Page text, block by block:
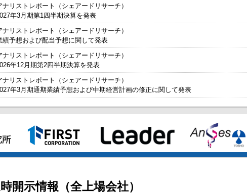
）による自己株式の買付けの決定に関するお知らせ
ナリストレポート（シェアードリサーチ）
年3月期第1四半期決算を発表
ナリストレポート（シェアードリサーチ）
績予想および配当予想に関して発表
ナリストレポート（シェアードリサーチ）
年12月期第2四半期決算を発表
ナリストレポート（シェアードリサーチ）
年3月期通期業績予想および中期経営計画の修正に関して発表
ください。
開始！ ～海外機関投資家とのWEBスモールミーティングをアレンジします！～
3849：アンビシャス）
開示情報（全上場会社）